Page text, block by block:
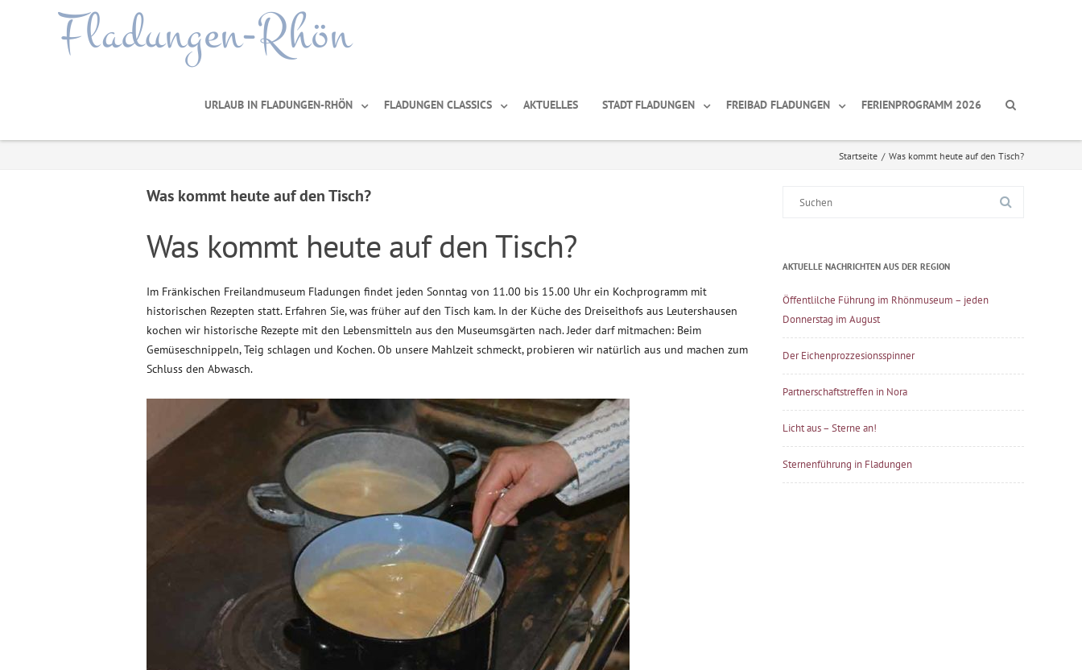
Fladungen-Rhön
URLAUB IN FLADUNGEN-RHÖN FLADUNGEN CLASSICS AKTUELLES STADT FLADUNGEN FREIBAD FLADUNGEN FERIENPROGRAMM 2026
Startseite / Was kommt heute auf den Tisch?
Was kommt heute auf den Tisch?
Was kommt heute auf den Tisch?
Im Fränkischen Freilandmuseum Fladungen findet jeden Sonntag von 11.00 bis 15.00 Uhr ein Kochprogramm mit
historischen Rezepten statt. Erfahren Sie, was früher auf den Tisch kam. In der Küche des Dreiseithofs aus Leutershausen
kochen wir historische Rezepte mit den Lebensmitteln aus den Museumsgärten nach. Jeder darf mitmachen: Beim
Gemüseschnippeln, Teig schlagen und Kochen. Ob unsere Mahlzeit schmeckt, probieren wir natürlich aus und machen zum
Schluss den Abwasch.
AKTUELLE NACHRICHTEN AUS DER REGION
Öffentlilche Führung im Rhönmuseum – jeden
Donnerstag im August
Der Eichenprozzesionsspinner
Partnerschaftstreffen in Nora
Licht aus – Sterne an!
Sternenführung in Fladungen